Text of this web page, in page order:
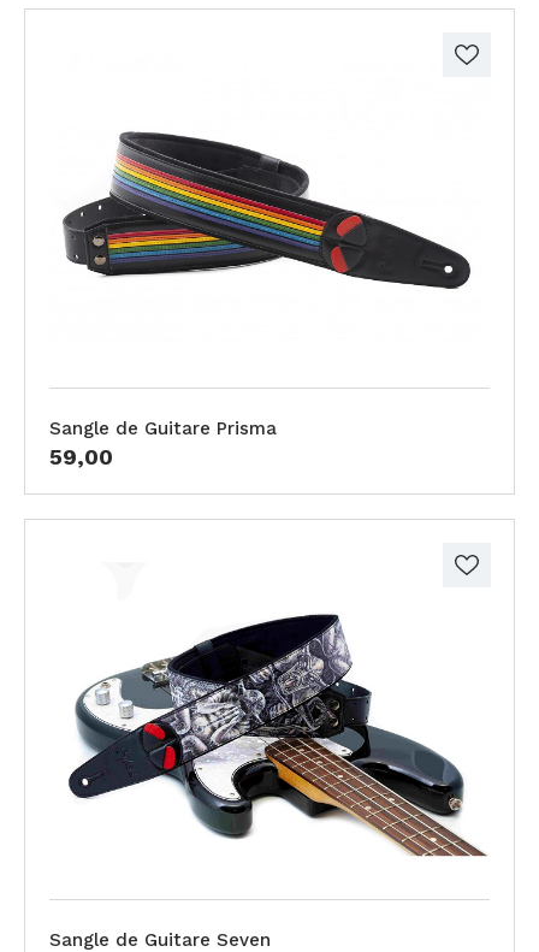
Sangle de Guitare Prisma
59,00
Sangle de Guitare Seven